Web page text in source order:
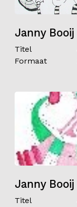
Janny Booij
Titel
Formaat
Janny Booij
Titel